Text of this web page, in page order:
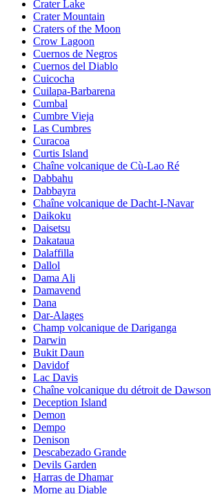
Crater Lake
Crater Mountain
Craters of the Moon
Crow Lagoon
Cuernos de Negros
Cuernos del Diablo
Cuicocha
Cuilapa-Barbarena
Cumbal
Cumbre Vieja
Las Cumbres
Curacoa
Curtis Island
Chaîne volcanique de Cù-Lao Ré
Dabbahu
Dabbayra
Chaîne volcanique de Dacht-I-Navar
Daikoku
Daisetsu
Dakataua
Dalaffilla
Dallol
Dama Ali
Damavend
Dana
Dar-Alages
Champ volcanique de Dariganga
Darwin
Bukit Daun
Davidof
Lac Davis
Chaîne volcanique du détroit de Dawson
Deception Island
Demon
Dempo
Denison
Descabezado Grande
Devils Garden
Harras de Dhamar
Morne au Diable